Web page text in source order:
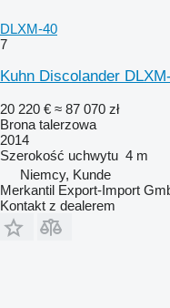
DLXM-40
7
Kuhn Discolander
20 220 € ≈ 87 070 zł
Brona talerzowa
2014
Szerokość uchwytu 4 m
Niemcy, Kunde
Merkantil Export-Import
Kontakt z dealerem